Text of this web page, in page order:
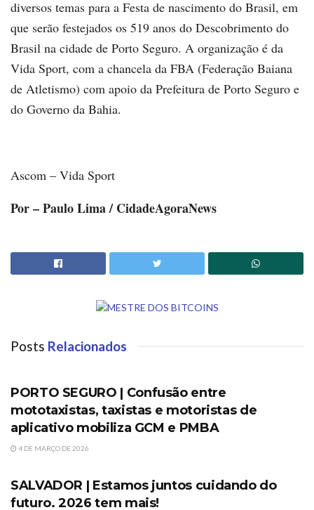
diversos temas para a Festa de nascimento do Brasil, em
que serão festejados os 519 anos do Descobrimento do
Brasil na cidade de Porto Seguro. A organização é da
Vida Sport, com a chancela da FBA (Federação Baiana
de Atletismo) com apoio da Prefeitura de Porto Seguro e
do Governo da Bahia.
Ascom – Vida Sport
Por – Paulo Lima / CidadeAgoraNews
Posts Relacionados
PORTO SEGURO | Confusão entre
mototaxistas, taxistas e motoristas de
aplicativo mobiliza GCM e PMBA
4 DE MARÇO DE 2026
SALVADOR | Estamos juntos cuidando do
futuro. 2026 tem mais!